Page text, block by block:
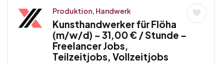
Produktion, Handwerk
Kunsthandwerker für Flöha
(m/w/d) – 31,00 € / Stunde –
Freelancer Jobs,
Teilzeitjobs, Vollzeitjobs